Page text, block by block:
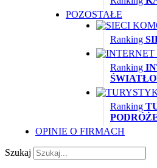
POZOSTAŁE
Ranking
Ranking
Ranking
OPINIE O FIRMACH
Szukaj